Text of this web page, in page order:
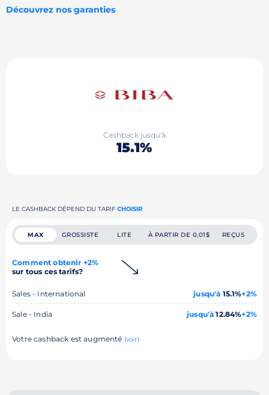
Découvrez nos garanties
Cashback jusqu'à
15.1%
LE CASHBACK DÉPEND DU TARIF CHOISIR
MAX GROSSISTE LITE À PARTIR DE 0,01$ REÇUS
Comment obtenir +2%
sur tous ces tarifs?
Sales - International jusqu'à 15.1%+2%
Sale - India jusqu'à 12.84%+2%
Votre cashback est augmenté (voir)